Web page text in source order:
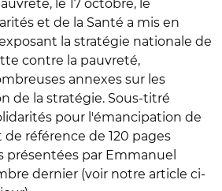
le 17 octobre, le
et de la Santé a mis en
la stratégie nationale de
contre la pauvreté,
annexes sur les
de la stratégie. Sous-titré
pour l'émancipation de
référence de 120 pages
présentées par Emmanuel
dernier (voir notre article ci-